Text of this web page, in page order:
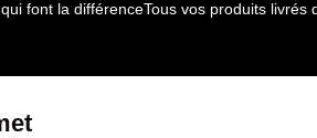
font la différenceTous vos produits livrés